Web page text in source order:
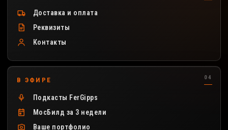
Доставка и оплата
Реквизиты
Контакты
В ЭФИРЕ
Подкасты FerGipps
МосБилд за 3 недели
Ваше портфолио